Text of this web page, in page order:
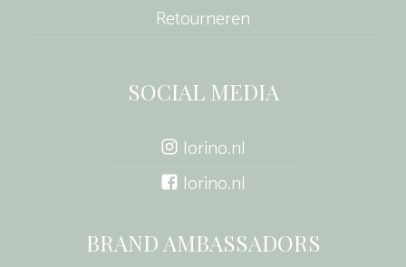
Retourneren
SOCIAL MEDIA
lorino.nl
lorino.nl
BRAND AMBASSADORS